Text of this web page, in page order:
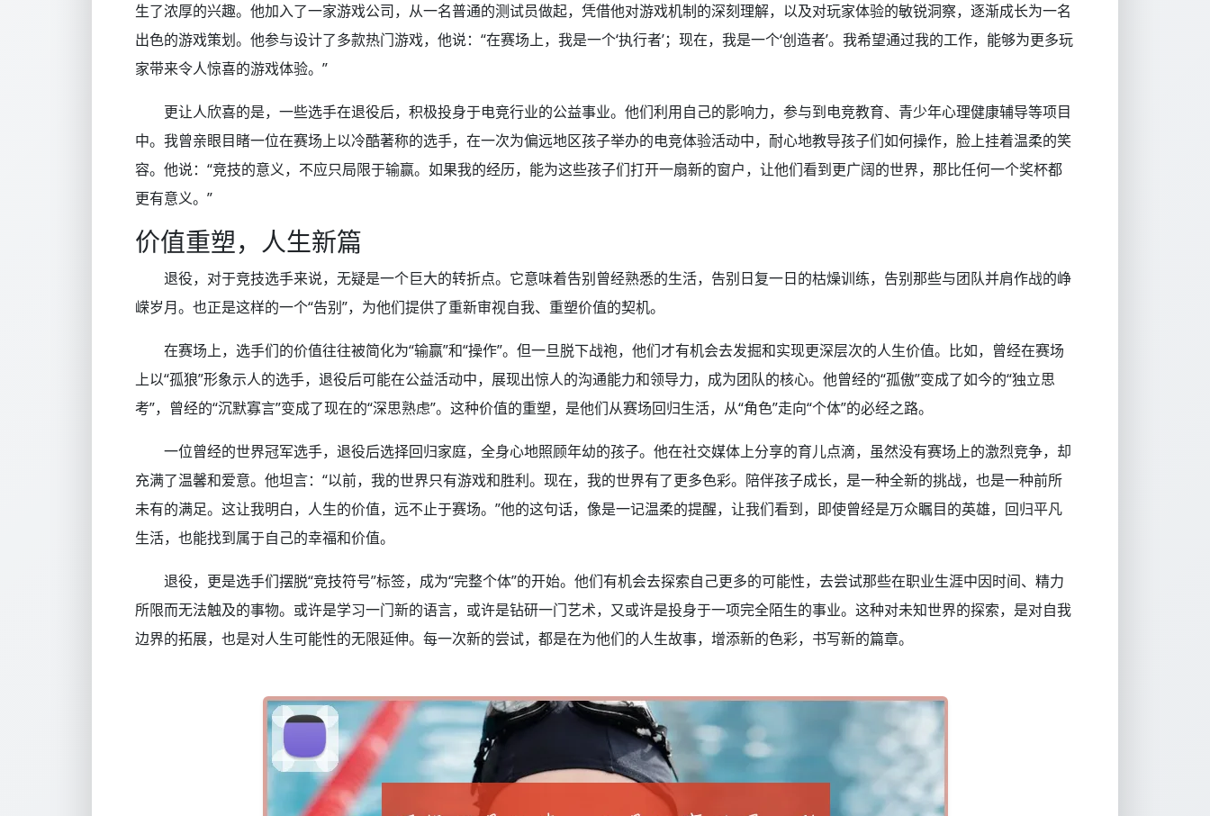
生了浓厚的兴趣。他加入了一家游戏公司，从一名普通的测试员做起，凭借他对游戏机制的深刻理解，以及对玩家体验的敏锐洞察，逐渐成长为一名
出色的游戏策划。他参与设计了多款热门游戏，他说：“在赛场上，我是一个‘执行者’；现在，我是一个‘创造者’。我希望通过我的工作，能够为更多玩
家带来令人惊喜的游戏体验。”
更让人欣喜的是，一些选手在退役后，积极投身于电竞行业的公益事业。他们利用自己的影响力，参与到电竞教育、青少年心理健康辅导等项目
中。我曾亲眼目睹一位在赛场上以冷酷著称的选手，在一次为偏远地区孩子举办的电竞体验活动中，耐心地教导孩子们如何操作，脸上挂着温柔的笑
容。他说：“竞技的意义，不应只局限于输赢。如果我的经历，能为这些孩子们打开一扇新的窗户，让他们看到更广阔的世界，那比任何一个奖杯都
更有意义。”
价值重塑，人生新篇
退役，对于竞技选手来说，无疑是一个巨大的转折点。它意味着告别曾经熟悉的生活，告别日复一日的枯燥训练，告别那些与团队并肩作战的峥
嵘岁月。也正是这样的一个“告别”，为他们提供了重新审视自我、重塑价值的契机。
在赛场上，选手们的价值往往被简化为“输赢”和“操作”。但一旦脱下战袍，他们才有机会去发掘和实现更深层次的人生价值。比如，曾经在赛场
上以“孤狼”形象示人的选手，退役后可能在公益活动中，展现出惊人的沟通能力和领导力，成为团队的核心。他曾经的“孤傲”变成了如今的“独立思
考”，曾经的“沉默寡言”变成了现在的“深思熟虑”。这种价值的重塑，是他们从赛场回归生活，从“角色”走向“个体”的必经之路。
一位曾经的世界冠军选手，退役后选择回归家庭，全身心地照顾年幼的孩子。他在社交媒体上分享的育儿点滴，虽然没有赛场上的激烈竞争，却
充满了温馨和爱意。他坦言：“以前，我的世界只有游戏和胜利。现在，我的世界有了更多色彩。陪伴孩子成长，是一种全新的挑战，也是一种前所
未有的满足。这让我明白，人生的价值，远不止于赛场。”他的这句话，像是一记温柔的提醒，让我们看到，即使曾经是万众瞩目的英雄，回归平凡
生活，也能找到属于自己的幸福和价值。
退役，更是选手们摆脱“竞技符号”标签，成为“完整个体”的开始。他们有机会去探索自己更多的可能性，去尝试那些在职业生涯中因时间、精力
所限而无法触及的事物。或许是学习一门新的语言，或许是钻研一门艺术，又或许是投身于一项完全陌生的事业。这种对未知世界的探索，是对自我
边界的拓展，也是对人生可能性的无限延伸。每一次新的尝试，都是在为他们的人生故事，增添新的色彩，书写新的篇章。